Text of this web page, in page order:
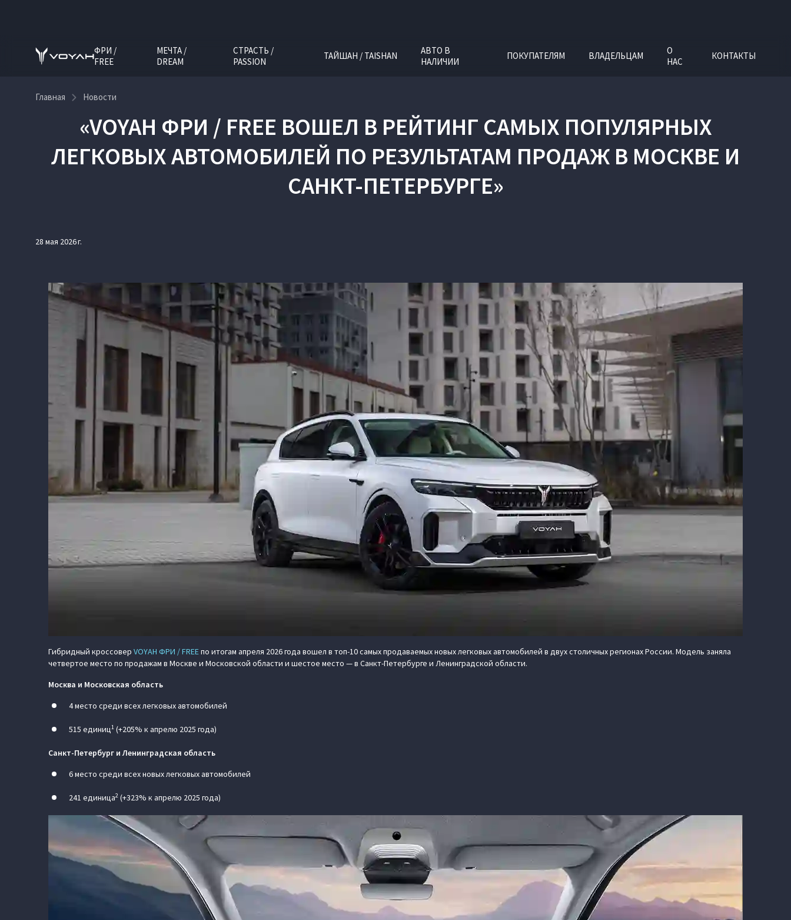
ФРИ /
FREE
МЕЧТА /
DREAM
СТРАСТЬ /
PASSION
ТАЙШАН / TAISHAN
АВТО В
НАЛИЧИИ
ПОКУПАТЕЛЯМ ВЛАДЕЛЬЦАМ
О
НАС
КОНТАКТЫ
Главная Новости
«VOYAH ФРИ / FREE ВОШЕЛ В РЕЙТИНГ САМЫХ ПОПУЛЯРНЫХ
ЛЕГКОВЫХ АВТОМОБИЛЕЙ ПО РЕЗУЛЬТАТАМ ПРОДАЖ В МОСКВЕ И
САНКТ-ПЕТЕРБУРГЕ»
28 мая 2026 г.
Гибридный кроссовер VOYAH ФРИ / FREEпо итогам апреля 2026 года вошел в топ-10 самых продаваемых новых легковых автомобилей в двух столичных регионах России. Модель заняла
четвертое место по продажам в Москве и Московской области и шестое место — в Санкт-Петербурге и Ленинградской области.
Москва и Московская область
4 место среди всех легковых автомобилей
515 единиц1 (+205% к апрелю 2025 года)
Санкт-Петербург и Ленинградская область
6 место среди всех новых легковых автомобилей
241 единица2 (+323% к апрелю 2025 года)